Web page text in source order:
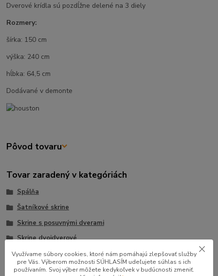
Dverové krídla sú pozdĺžne delené na 3 diely
Rozmery:
šírka: 150 cm
výška: 240 cm
hĺbka: 64,5 cm
Dodávané v demonte
Pôvod tovaru
Tovar zaradený v kategóriách
Spálňa
Šatníkové skrine
Skrine s posuvnými dverami
Skrine dvojdverové
Využívame súbory cookies, ktoré nám pomáhajú zlepšovať služby
pre Vás. Výberom možnosti SÚHLASÍM udeľujete súhlas s ich
používaním. Svoj výber môžete kedykoľvek v budúcnosti zmeniť.